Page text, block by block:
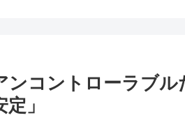
ンコントローラブ
」